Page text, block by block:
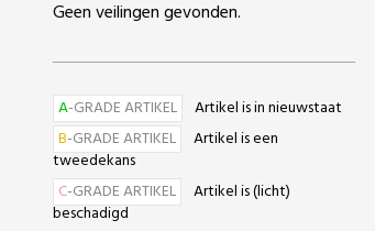
Geen veilingen gevonden.
A-GRADE ARTIKEL
Artikel is in nieuwstaat
B-GRADE ARTIKEL
Artikel is een
tweedekans
C-GRADE ARTIKEL
Artikel is (licht)
beschadigd